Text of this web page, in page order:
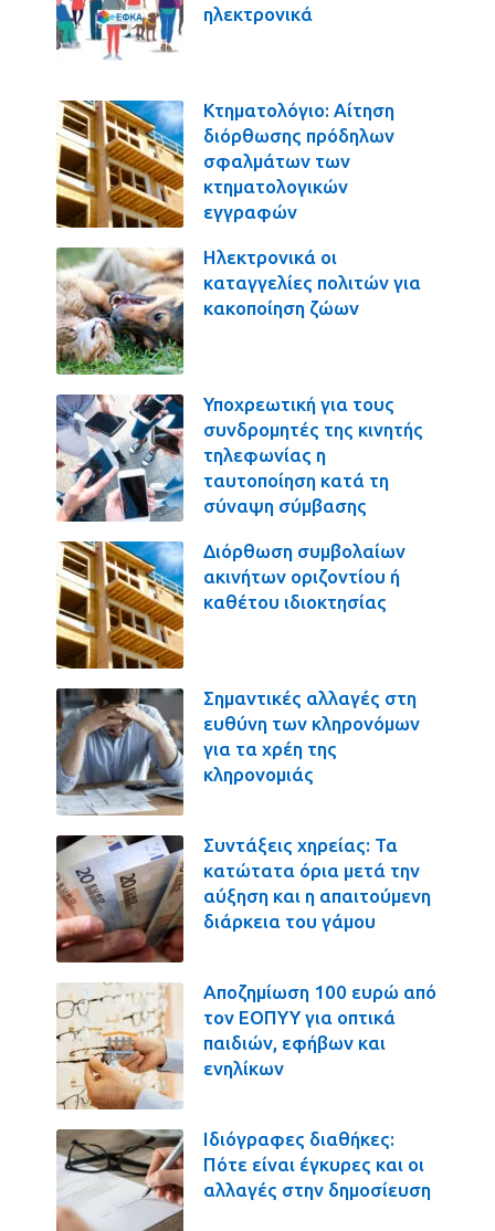
ηλεκτρονικά
Κτηματολόγιο: Αίτηση
διόρθωσης πρόδηλων
σφαλμάτων των
κτηματολογικών
εγγραφών
Ηλεκτρονικά οι
καταγγελίες πολιτών για
κακοποίηση ζώων
Υποχρεωτική για τους
συνδρομητές της κινητής
τηλεφωνίας η
ταυτοποίηση κατά τη
σύναψη σύμβασης
Διόρθωση συμβολαίων
ακινήτων οριζοντίου ή
καθέτου ιδιοκτησίας
Σημαντικές αλλαγές στη
ευθύνη των κληρονόμων
για τα χρέη της
κληρονομιάς
Συντάξεις χηρείας: Τα
κατώτατα όρια μετά την
αύξηση και η απαιτούμενη
διάρκεια του γάμου
Αποζημίωση 100 ευρώ από
τον ΕΟΠΥΥ για οπτικά
παιδιών, εφήβων και
ενηλίκων
Ιδιόγραφες διαθήκες:
Πότε είναι έγκυρες και οι
αλλαγές στην δημοσίευση